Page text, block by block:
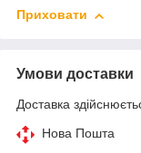
Приховати
Умови доставки
Доставка
Нова Пошта